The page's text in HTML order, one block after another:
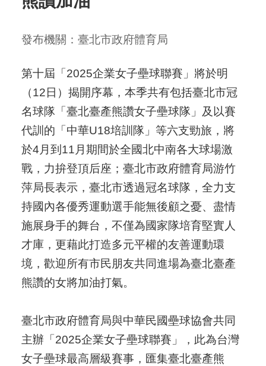
發布機關：臺北市政府體育局
第十屆「2025企業女子壘球聯賽」將於明
（12日）揭開序幕，本季共有包括臺北市冠
名球隊「臺北臺產熊讚女子壘球隊」及以賽
代訓的「中華U18培訓隊」等六支勁旅，將
於4月到11月期間於全國北中南各大球場激
戰，力拚登頂后座；臺北市政府體育局游竹
萍局長表示，臺北市透過冠名球隊，全力支
持國內各優秀運動選手能無後顧之憂、盡情
施展身手的舞台，不僅為國家隊培育堅實人
才庫，更藉此打造多元平權的友善運動環
境，歡迎所有市民朋友共同進場為臺北臺產
熊讚的女將加油打氣。
臺北市政府體育局與中華民國壘球協會共同
主辦「2025企業女子壘球聯賽」，此為台灣
女子壘球最高層級賽事，匯集臺北臺產熊